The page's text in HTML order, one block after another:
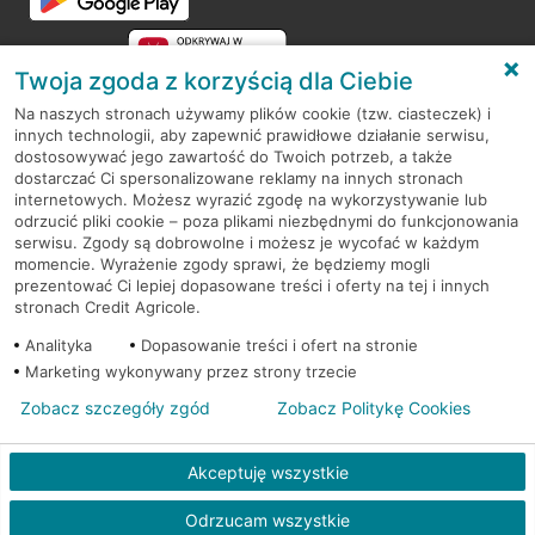
RODO
Regulamin serwisu
Mapa serwisu
PolitykaCookies
© 2026 Credit Agricole Bank Polska S.A. Wszelkie prawa zastrzeżone
Twoja zgoda z korzyścią dla Ciebie
Na naszych stronach używamy plików cookie (tzw. ciasteczek) i
innych technologii, aby zapewnić prawidłowe działanie serwisu,
dostosowywać jego zawartość do Twoich potrzeb, a także
dostarczać Ci spersonalizowane reklamy na innych stronach
internetowych. Możesz wyrazić zgodę na wykorzystywanie lub
odrzucić pliki cookie – poza plikami niezbędnymi do funkcjonowania
serwisu. Zgody są dobrowolne i możesz je wycofać w każdym
momencie. Wyrażenie zgody sprawi, że będziemy mogli
prezentować Ci lepiej dopasowane treści i oferty na tej i innych
stronach Credit Agricole.
Analityka
Dopasowanie treści i ofert na stronie
Marketing wykonywany przez strony trzecie
Akceptuję wszystkie
Odrzucam wszystkie
Zobacz szczegóły zgód Zobacz Politykę Cookies